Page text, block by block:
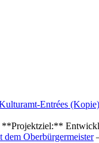
Entrées (Kopie)
Oberbürgermeister